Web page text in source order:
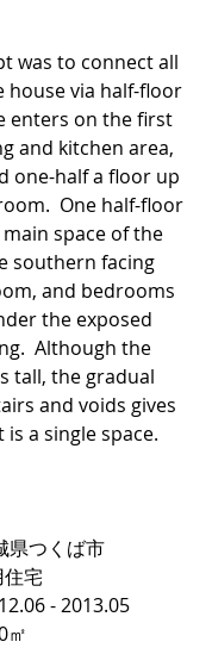
was to connect all
house via half-floor
enters on the first
and kitchen area,
one-half a floor up
One half-floor
space of the
southern facing
and bedrooms
the exposed
Although the
tall, the gradual
and voids gives
a single space.
県つくば市
宅
- 2013.05
㎡